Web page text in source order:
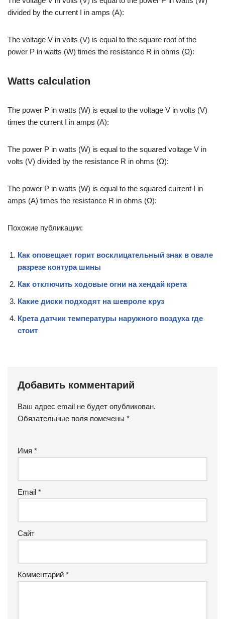
divided by the current I in amps (A):
The voltage V in volts (V) is equal to the square root of the
power P in watts (W) times the resistance R in ohms (Ω):
Watts calculation
The power P in watts (W) is equal to the voltage V in volts (V)
times the current I in amps (A):
The power P in watts (W) is equal to the squared voltage V in
volts (V) divided by the resistance R in ohms (Ω):
The power P in watts (W) is equal to the squared current I in
amps (A) times the resistance R in ohms (Ω):
Похожие публикации:
Как оповещает горит восклицательный знак в овале
разрезе контура шины
Как отключить ходовые огни на хендай крета
Какие диски подходят на шевроле круз
Крета датчик температуры наружного воздуха где
стоит
Добавить комментарий
Ваш адрес email не будет опубликован.
Обязательные поля помечены *
Имя *
Email *
Сайт
Комментарий *